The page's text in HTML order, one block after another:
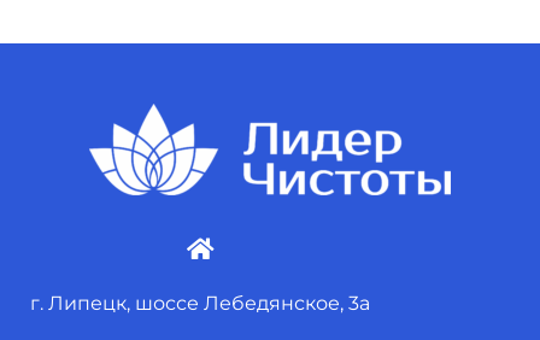
г. Липецк, шоссе Лебедянское, 3а